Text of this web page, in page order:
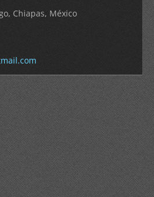
Chiapas, México
mail.com